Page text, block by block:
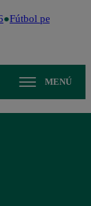
Fútbol peruano
MENÚ